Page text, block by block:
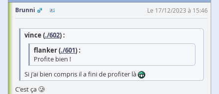
Brunni
Le 17/12/2023 à 15:46
vince (./602) :
flanker (./601) :
Profite bien !
Si j'ai bien compris il a fini de profiter là
C'est ça 🥲